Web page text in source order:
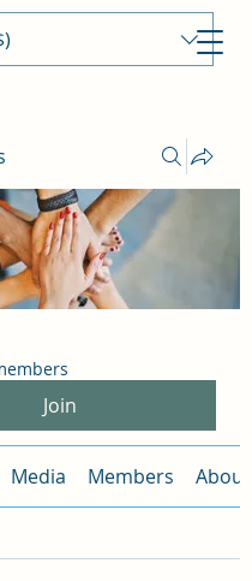
With MamaDee
Join
Media Members About